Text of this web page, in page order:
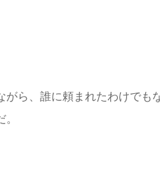
ら、誰に頼まれたわけでも